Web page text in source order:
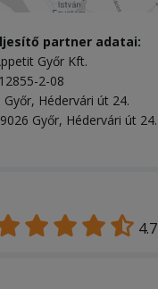
partner adatai:
Győr Kft.
2-08
Győr, Hédervári út 24.
Győr, Hédervári út 24.
4.7